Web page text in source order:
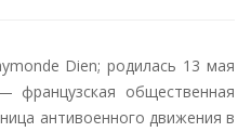
Dien; родилась 13 мая
французская общественная
антивоенного движения в